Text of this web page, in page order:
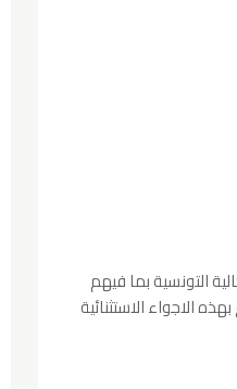
التونسية بما فيهم
الاجواء الاستثنائية